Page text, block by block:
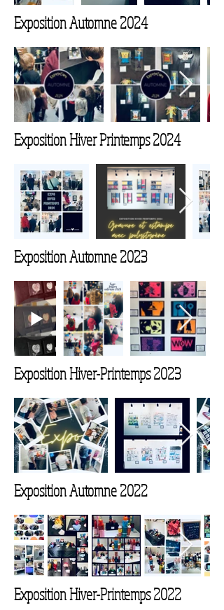
Exposition Automne 2024
Exposition Hiver Printemps 2024
Exposition Automne 2023
Exposition Hiver-Printemps 2023
Exposition Automne 2022
Exposition Hiver-Printemps 2022